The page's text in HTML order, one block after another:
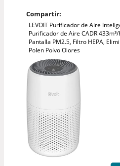
Compartir:
LEVOIT Purificador de Aire
Purificador de Aire CADR
Pantalla PM2.5, Filtro HEPA,
Polen Polvo Olores